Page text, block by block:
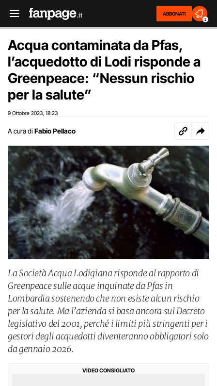
ABBONATI
2
Acqua contaminata da Pfas,
l’acquedotto di Lodi risponde a
Greenpeace: “Nessun rischio
per la salute”
9 Ottobre 2023 18:23
A cura di Fabio Pellaco
La Società Acqua Lodigiana risponde al rapporto di
Greenpeace sulle acque inquinate da Pfas in
Lombardia sostenendo che non esiste alcun rischio
per la salute. Ma l’azienda si basa ancora sul Decreto
legislativo del 2001, perché i limiti più stringenti per i
gestori degli acquedotti diventeranno obbligatori solo
da gennaio 2026.
VIDEO CONSIGLIATO